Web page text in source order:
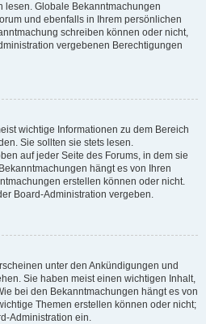
lesen. Globale Bekanntmachungen
und ebenfalls in Ihrem persönlichen
schreiben können oder nicht,
vergebenen Berechtigungen
wichtige Informationen zu dem Bereich
Sie sollten sie stets lesen.
auf jeder Seite des Forums, in dem sie
hängt es von Ihren
erstellen können oder nicht.
Board-Administration vergeben.
unter den Ankündigungen und
Sie haben meist einen wichtigen Inhalt,
bei den Bekanntmachungen hängt es von
Themen erstellen können oder nicht;
Administration ein.